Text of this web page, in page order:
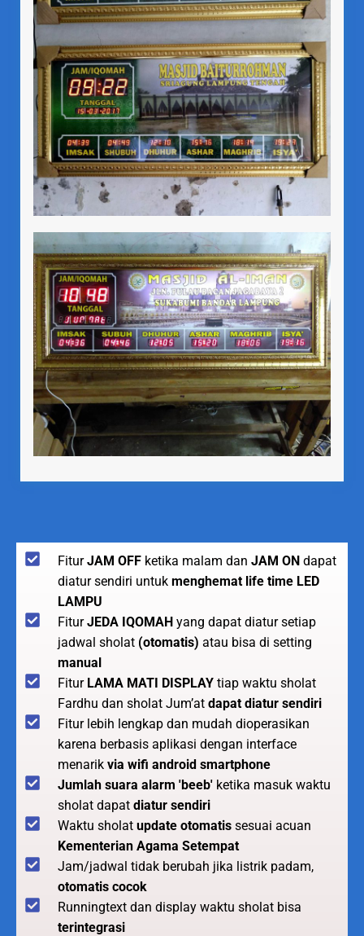
FiturJAM OFF ketika malam dan JAM ON dapat
diatur sendiri untuk menghemat life time LED
LAMPU
FiturJEDA IQOMAH yang dapat diatur setiap
jadwal sholat (otomatis) atau bisa di setting
manual
Fitur LAMA MATI DISPLAY tiap waktu sholat
Fardhu dan sholat Jum’at dapat diatur sendiri
Fitur lebih lengkap dan mudah dioperasikan
karena berbasis aplikasi dengan interface
menarik via wifi android smartphone
Jumlah suara alarm 'beeb' ketika masuk waktu
sholat dapat diatur sendiri
Waktu sholat update otomatis sesuai acuan
Kementerian Agama Setempat
Jam/jadwal tidak berubah jika listrik padam,
otomatis cocok
Runningtext dan display waktu sholat bisa
terintegrasi